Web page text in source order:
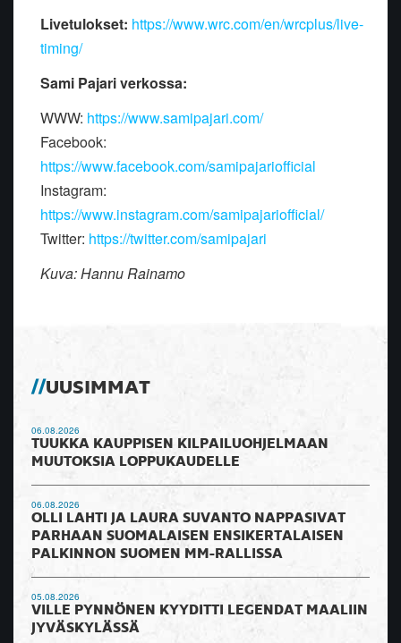
Livetulokset: https://www.wrc.com/en/wrcplus/live-
timing/
Sami Pajari verkossa:
WWW: https://www.samipajari.com/
Facebook:
https://www.facebook.com/samipajariofficial
Instagram:
https://www.instagram.com/samipajariofficial/
Twitter: https://twitter.com/samipajari
Kuva: Hannu Rainamo
UUSIMMAT
06.08.2026
TUUKKA KAUPPISEN KILPAILUOHJELMAAN
MUUTOKSIA LOPPUKAUDELLE
06.08.2026
OLLI LAHTI JA LAURA SUVANTO NAPPASIVAT
PARHAAN SUOMALAISEN ENSIKERTALAISEN
PALKINNON SUOMEN MM-RALLISSA
05.08.2026
VILLE PYNNÖNEN KYYDITTI LEGENDAT MAALIIN
JYVÄSKYLÄSSÄ